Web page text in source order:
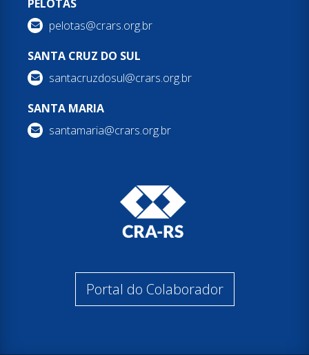
PELOTAS
pelotas@crars.org.br
SANTA CRUZ DO SUL
santacruzdosul@crars.org.br
SANTA MARIA
santamaria@crars.org.br
Portal do Colaborador